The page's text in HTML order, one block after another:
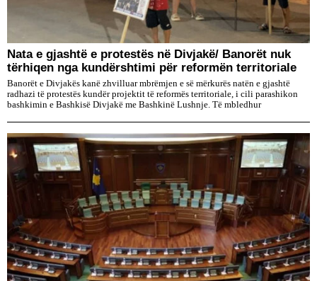
Nata e gjashtë e protestës në Divjakë/ Banorët nuk
tërhiqen nga kundërshtimi për reformën territoriale
Banorët e Divjakës kanë zhvilluar mbrëmjen e së mërkurës natën e gjashtë
radhazi të protestës kundër projektit të reformës territoriale, i cili parashikon
bashkimin e Bashkisë Divjakë me Bashkinë Lushnje. Të mbledhur